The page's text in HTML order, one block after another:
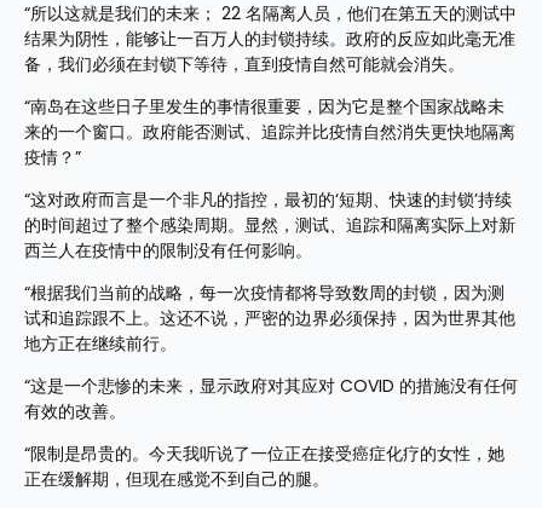
“所以这就是我们的未来； 22 名隔离人员，他们在第五天的测试中
结果为阴性，能够让一百万人的封锁持续。政府的反应如此毫无准
备，我们必须在封锁下等待，直到疫情自然可能就会消失。
“南岛在这些日子里发生的事情很重要，因为它是整个国家战略未
来的一个窗口。政府能否测试、追踪并比疫情自然消失更快地隔离
疫情？”
“这对政府而言是一个非凡的指控，最初的‘短期、快速的封锁’持续
的时间超过了整个感染周期。显然，测试、追踪和隔离实际上对新
西兰人在疫情中的限制没有任何影响。
“根据我们当前的战略，每一次疫情都将导致数周的封锁，因为测
试和追踪跟不上。这还不说，严密的边界必须保持，因为世界其他
地方正在继续前行。
“这是一个悲惨的未来，显示政府对其应对 COVID 的措施没有任何
有效的改善。
“限制是昂贵的。今天我听说了一位正在接受癌症化疗的女性，她
正在缓解期，但现在感觉不到自己的腿。